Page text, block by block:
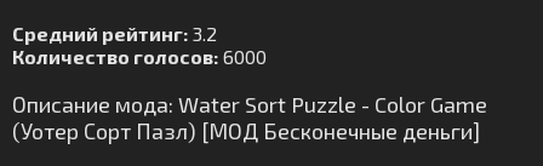
Средний рейтинг: 3.2
Количество голосов: 6000
Описание мода: Water Sort Puzzle - Color Game
(Уотер Сорт Пазл) [МОД Бесконечные деньги]